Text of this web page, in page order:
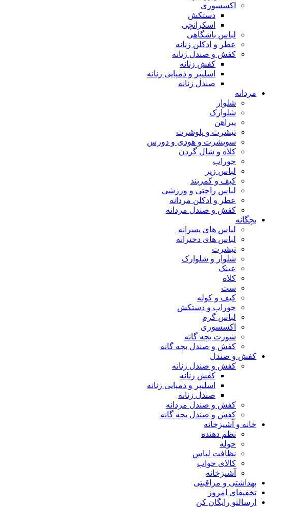
اکسسوری
دستکش
اسکرانچی
لباس باشگاهی
عطر و ادکلن زنانه
کفش و صندل زنانه
کفش زنانه
اسلیپر و دمپایی زنانه
صندل زنانه
مردانه
شلوار
شلوارک
پیراهن
تیشرت و پلوشرت
سویشرت و هودی و دورس
کلاه و شال گردن
جوراب
لباس زیر
کیف و کمربند
لباس راحتی و ورزشی
عطر و ادکلن مردانه
کفش و صندل مردانه
بچگانه
لباس های پسرانه
لباس های دخترانه
تیشرت
شلوار و شلوارک
عینک
کلاه
ست
کیف و کوله
جوراب و دستکش
لباس گرم
اکسسوری
شورت بچه گانه
کفش و صندل بچه گانه
کفش و صندل
کفش و صندل زنانه
کفش زنانه
اسلیپر و دمپایی زنانه
صندل زنانه
کفش و صندل مردانه
کفش و صندل بچه گانه
خانه و آشپزخانه
نظم دهنده
حوله
نظافت لباس
کالای خواب
آشپزخانه
بهداشتی و مراقبتی
تخفیفای امروز
ارسالتو رایگان کن